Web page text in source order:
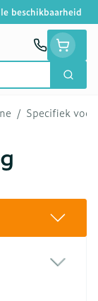
beschikbaarheid
Zoek
/ Specifiek